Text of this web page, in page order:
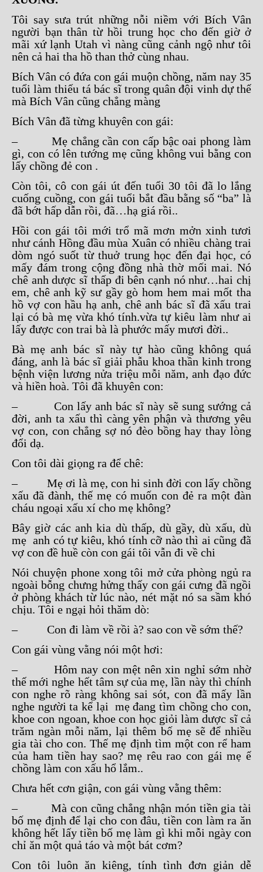
Tôi say sưa trút những nỗi niềm với Bích Vân
người bạn thân từ hồi trung học cho đến giờ ở
mãi xứ lạnh Utah vì nàng cũng cảnh ngộ như tôi
nên cả hai tha hồ than thở cùng nhau.
Bích Vân có đứa con gái muộn chồng, năm nay 35
tuổi làm thiếu tá bác sĩ trong quân đội vinh dự thế
mà Bích Vân cũng chẳng màng
Bích Vân đã từng khuyên con gái:
– Mẹ chẳng cần con cấp bậc oai phong làm
gì, con có lên tướng mẹ cũng không vui bằng con
lấy chồng đẻ con .
Còn tôi, cô con gái út đến tuổi 30 tôi đã lo lắng
cuống cuồng, con gái tuổi bắt đầu bằng số “ba” là
đã bớt hấp dẫn rồi, đã…hạ giá rồi..
Hồi con gái tôi mới trổ mã mơn mởn xinh tươi
như cánh Hồng đầu mùa Xuân có nhiều chàng trai
dòm ngó suốt từ thuở trung học đến đại học, có
mấy đám trong cộng đồng nhà thờ mối mai. Nó
chê anh dược sĩ thấp đi bên cạnh nó như…hai chị
em, chê anh kỹ sư gầy gò hom hem mai mốt tha
hồ vợ con hầu hạ anh, chê anh bác sĩ đã xấu trai
lại có bà mẹ vừa khó tính.vừa tự kiêu làm như ai
lấy được con trai bà là phước mấy mươi đời..
Bà mẹ anh bác sĩ này tự hào cũng không quá
đáng, anh là bác sĩ giải phẫu khoa thần kinh trong
bệnh viện lương nửa triệu mỗi năm, anh đạo đức
và hiền hoà. Tôi đã khuyên con:
– Con lấy anh bác sĩ này sẽ sung sướng cả
đời, anh ta xấu thì càng yên phận và thương yêu
vợ con, con chẳng sợ nó đèo bồng hay thay lòng
đổi dạ.
Con tôi dài giọng ra để chê:
– Mẹ ơi là mẹ, con hi sinh đời con lấy chồng
xấu đã đành, thế mẹ có muốn con đẻ ra một đàn
cháu ngoại xấu xí cho mẹ không?
Bây giờ các anh kia dù thấp, dù gầy, dù xấu, dù
mẹ anh có tự kiêu, khó tính cỡ nào thì ai cũng đã
vợ con đề huề còn con gái tôi vẫn đi về chi
Nói chuyện phone xong tôi mở cửa phòng ngủ ra
ngoài bỗng chưng hửng thấy con gái cưng đã ngồi
ở phòng khách từ lúc nào, nét mặt nó sa sầm khó
chịu. Tôi e ngại hỏi thăm dò:
– Con đi làm về rồi à? sao con về sớm thế?
Con gái vùng vằng nói một hơi:
– Hôm nay con mệt nên xin nghỉ sớm nhờ
thế mới nghe hết tâm sự của mẹ, lần này thì chính
con nghe rõ ràng không sai sót, con đã mấy lần
nghe người ta kể lại mẹ đang tìm chồng cho con,
khoe con ngoan, khoe con học giỏi làm dược sĩ cả
trăm ngàn mỗi năm, lại thêm bố mẹ sẽ để nhiều
gia tài cho con. Thế mẹ định tìm một con rể ham
của ham tiền hay sao? mẹ rêu rao con gái mẹ ế
chồng làm con xấu hổ lắm..
Chưa hết cơn giận, con gái vùng vằng thêm:
– Mà con cũng chẳng nhận món tiền gia tài
bố mẹ định để lại cho con đâu, tiền con làm ra ăn
không hết lấy tiền bố mẹ làm gì khi mỗi ngày con
chỉ ăn một quả táo và một bát cơm?
Con tôi luôn ăn kiêng, tính tình đơn giản dễ